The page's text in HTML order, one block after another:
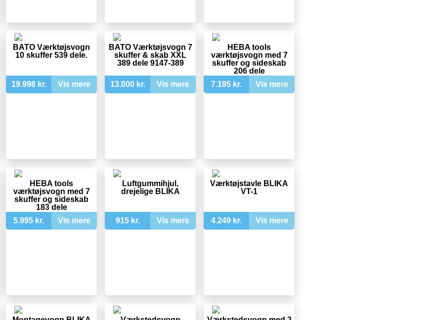
BATO Værktøjsvogn
10 skuffer 539 dele.
19.998 kr. Vis mere
BATO Værktøjsvogn 7
skuffer & skab XXL
389 dele 9147-389
13.000 kr. Vis mere
HEBA tools
værktøjsvogn med 7
skuffer og sideskab
206 dele
7.195 kr.
Vis mere
HEBA tools
værktøjsvogn med 7
skuffer og sideskab
183 dele
5.995 kr.
Vis mere
Luftgummihjul,
drejelige BLIKA
915 kr. Vis mere
Værktøjstavle BLIKA
VT-1
4.249 kr. Vis mere